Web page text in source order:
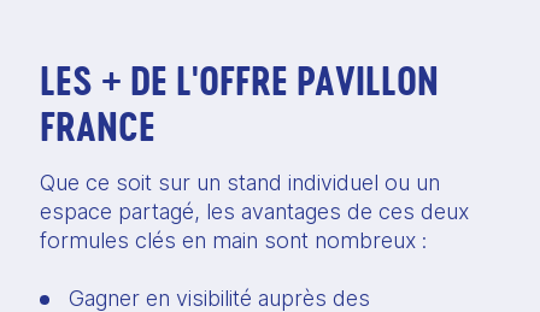
LES + DE L'OFFRE PAVILLON
FRANCE
Que ce soit sur un stand individuel ou un
espace partagé, les avantages de ces deux
formules clés en main sont nombreux :
Gagner en visibilité auprès des